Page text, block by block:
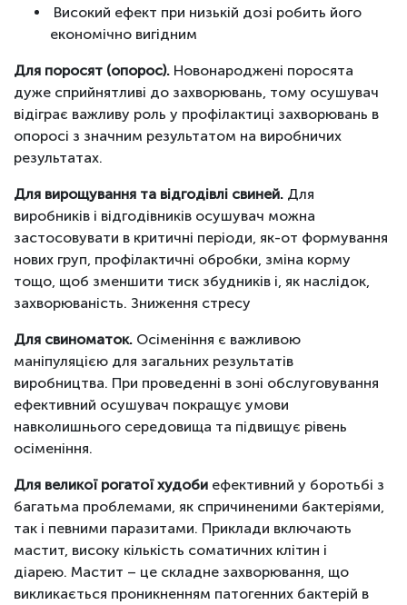
Високий ефект при низькій дозі робить його
економічно вигідним
Для поросят (опорос). Новонароджені поросята
дуже сприйнятливі до захворювань, тому осушувач
відіграє важливу роль у профілактиці захворювань в
опоросі з значним результатом на виробничих
результатах.
Для вирощування та відгодівлі свиней. Для
виробників і відгодівників осушувач можна
застосовувати в критичні періоди, як-от формування
нових груп, профілактичні обробки, зміна корму
тощо, щоб зменшити тиск збудників і, як наслідок,
захворюваність. Зниження стресу
Для свиноматок. Осіменіння є важливою
маніпуляцією для загальних результатів
виробництва. При проведенні в зоні обслуговування
ефективний осушувач покращує умови
навколишнього середовища та підвищує рівень
осіменіння.
Для великої рогатої худоби ефективний у боротьбі з
багатьма проблемами, як спричиненими бактеріями,
так і певними паразитами. Приклади включають
мастит, високу кількість соматичних клітин і
діарею. Мастит – це складне захворювання, що
викликається проникненням патогенних бактерій в